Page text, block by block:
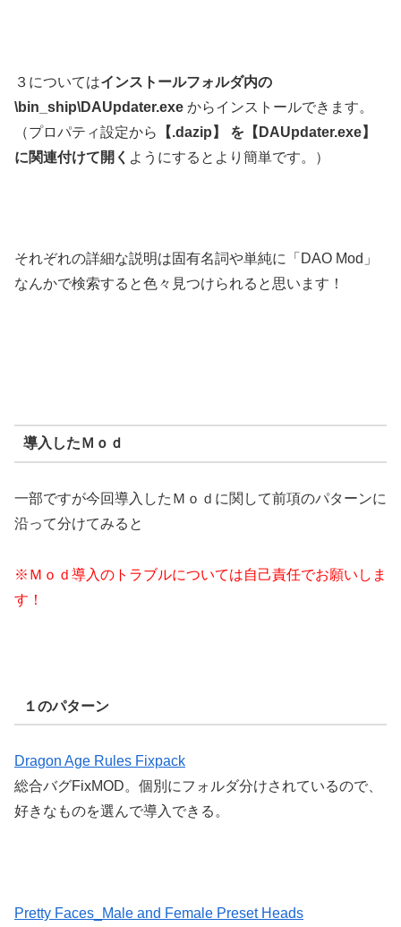
３についてはインストールフォルダ内の
\bin_ship\DAUpdater.exe からインストールできます。
（プロパティ設定から
【.dazip】 を【DAUpdater.exe】
に関連付けて開く ようにするとより簡単です。）
それぞれの詳細な説明は固有名詞や単純に「DAO Mod」
なんかで検索すると色々見つけられると思います！
導入したＭｏｄ
一部ですが今回導入したＭｏｄに関して前項のパターンに
沿って分けてみると
※Ｍｏｄ導入のトラブルについては自己責任でお願いしま
す！
１のパターン
Dragon Age Rules Fixpack
総合バグFixMOD。個別にフォルダ分けされているので、
好きなものを選んで導入できる。
Pretty Faces_Male and Female Preset Heads